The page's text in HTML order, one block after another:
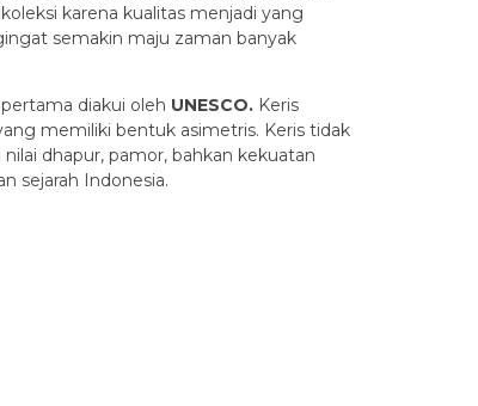
karena kualitas menjadi yang
semakin maju zaman banyak
diakui oleh UNESCO. Keris
memiliki bentuk asimetris. Keris tidak
dhapur, pamor, bahkan kekuatan
sejarah Indonesia.